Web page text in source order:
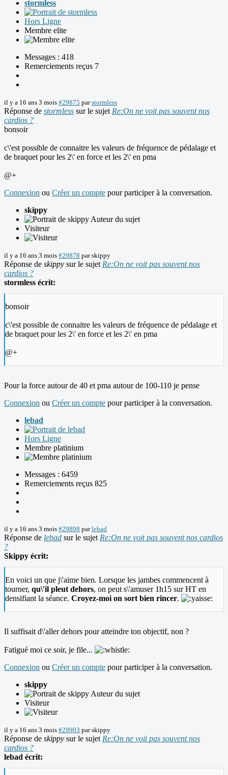
stormless
Hors Ligne
Membre elite
Messages : 418
Remerciements reçus 7
il y a 16 ans 3 mois #29875 parstormless
Réponse de stormless sur le sujet Re:On ne voit pas souvent nos
cardios ?
bonsoir
c\'est possible de connaitre les valeurs de fréquence de pédalage et
de braquet pour les 2\' en force et les 2\' en pma
@+
Connexion ou Créer un compte pour participer à la conversation.
skippy
Auteur du sujet
Visiteur
il y a 16 ans 3 mois #29878 parskippy
Réponse de skippy sur le sujet Re:On ne voit pas souvent nos
cardios ?
stormless écrit:
bonsoir
c\'est possible de connaitre les valeurs de fréquence de pédalage et
de braquet pour les 2\' en force et les 2\' en pma
@+
Pour la force autour de 40 et pma autour de 100-110 je pense
Connexion ou Créer un compte pour participer à la conversation.
lebad
Hors Ligne
Membre platinium
Messages : 6459
Remerciements reçus 825
il y a 16 ans 3 mois #29898 parlebad
Réponse de lebad sur le sujet Re:On ne voit pas souvent nos cardios
?
Skippy écrit:
En voici un que j\'aime bien. Lorsque les jambes commencent à
tourner, qu\'il pleut dehors, on peut s\'amuser 1h15 sur HT en
densifiant la séance. Croyez-moi on sort bien rincer.
Il suffisait d\'aller dehors pour atteindre ton objectif, non ?
Fatigué moi ce soir, je file...
Connexion ou Créer un compte pour participer à la conversation.
skippy
Auteur du sujet
Visiteur
il y a 16 ans 3 mois #29903 parskippy
Réponse de skippy sur le sujet Re:On ne voit pas souvent nos
cardios ?
lebad écrit: